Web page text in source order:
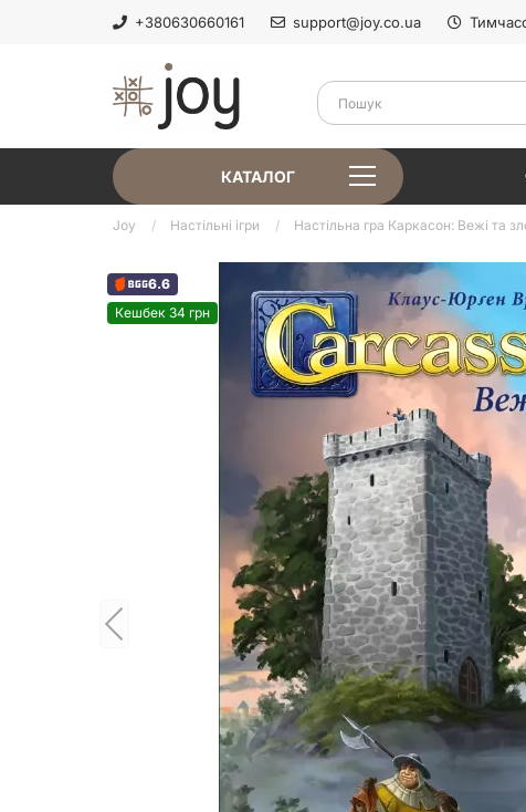
+380630660161 support@joy.co.ua
КАТАЛОГ
Joy Настільні ігри Настільна гра Каркасон: Вежі та
6.6
Кешбек 34 грн